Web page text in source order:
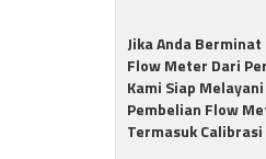
Jika Anda
Flow Meter Dari
Kami Siap
Pembelian Flow
Termasuk Calibrasi